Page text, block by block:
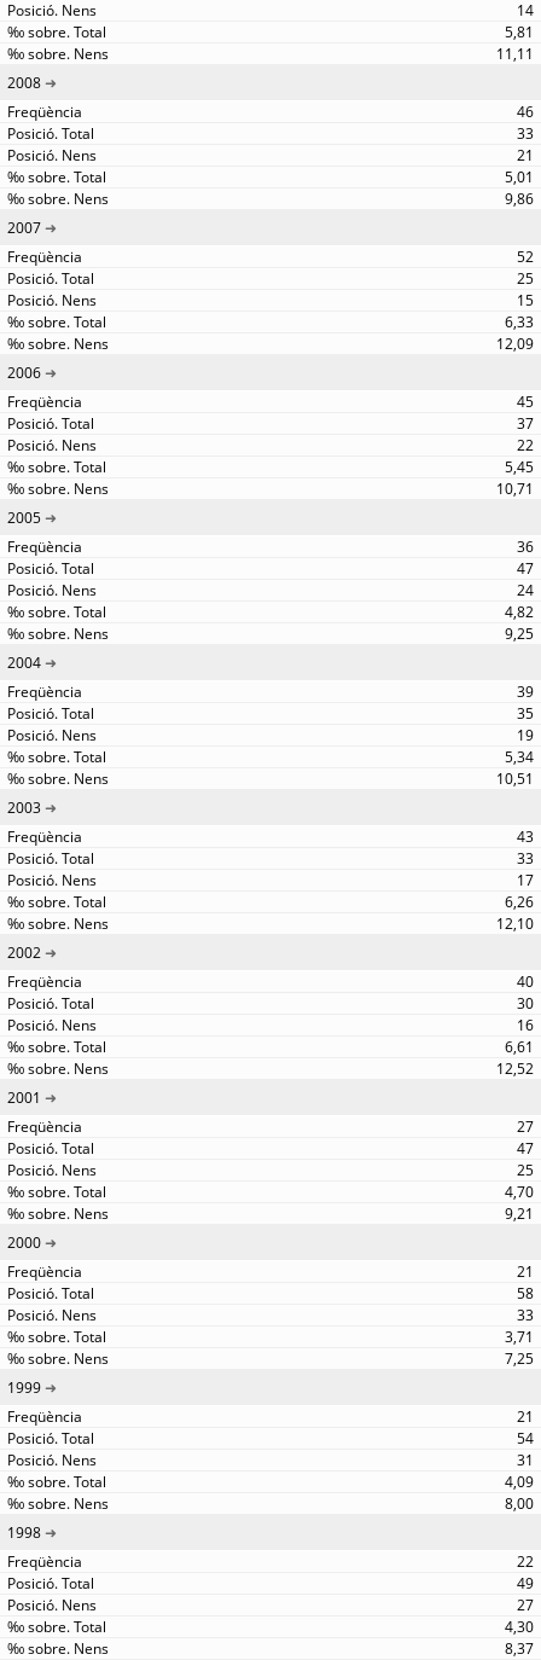
14
5,81
11,11
2008
46
33
21
5,01
9,86
2007
52
25
15
6,33
12,09
2006
45
37
22
5,45
10,71
2005
36
47
24
4,82
9,25
2004
39
35
19
5,34
10,51
2003
43
33
17
6,26
12,10
2002
40
30
16
6,61
12,52
2001
27
47
25
4,70
9,21
2000
21
58
33
3,71
7,25
1999
21
54
31
4,09
8,00
1998
22
49
27
4,30
8,37